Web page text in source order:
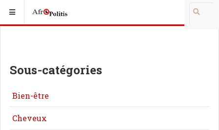
Sous-catégories
Bien-être
Cheveux